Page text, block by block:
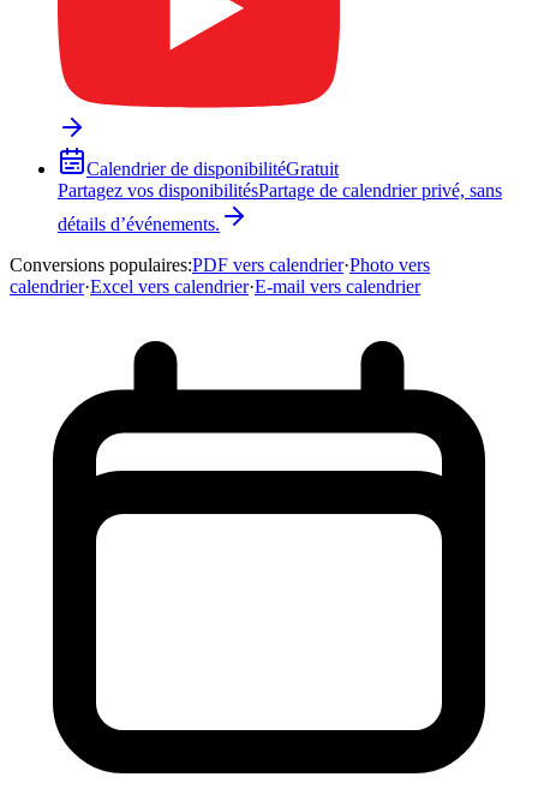
Calendrier de disponibilitéGratuit
Partagez vos disponibilitésPartage de calendrier privé, sans
détails d’événements.
Conversions populaires:PDF vers calendrier·Photo vers
calendrier·Excel vers calendrier·E-mail vers calendrier